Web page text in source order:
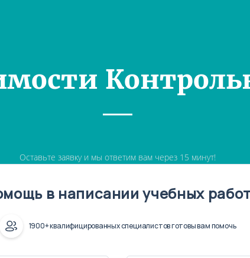
Оставьте заявку и мы ответим вам через 15 минут!
в написании учебных
1900+ квалифицированных специалистов готовы вам помочь